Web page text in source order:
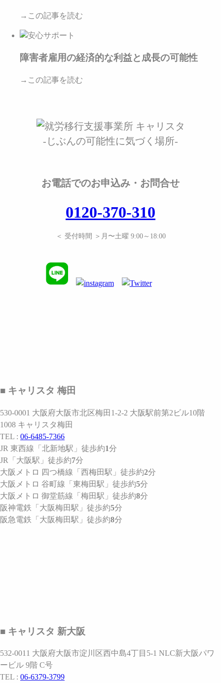
→この記事を読む
障害者雇用の経済的な利益と成長の可能性
→この記事を読む
-じぶんの可能性に気づく場所-
お電話でのお申込み・お問合せ
0120-370-310
＜ 受付時間 ＞月〜土曜 9:00～18:00
■ キャリスタ 梅田
530-0001 大阪府大阪市北区梅田1-2-2 大阪駅前第2ビル10階
1008 キャリスタ梅田
TEL : 06-6485-7366
JR 東西線 「北新地駅」 徒歩約1分
JR
「大阪駅」 徒歩約7分
大阪メトロ 四つ橋線 「西梅田駅」 徒歩約2分
大阪メトロ 谷町線 「東梅田駅」 徒歩約5分
大阪メトロ 御堂筋線 「梅田駅」 徒歩約8分
阪神電鉄 「大阪梅田駅」 徒歩約5分
阪急電鉄 「大阪梅田駅」 徒歩約8分
■ キャリスタ 新大阪
532-0011 大阪府大阪市淀川区西中島4丁目5-1 NLC新大阪パワ
ービル 9階 C号
TEL : 06-6379-3799